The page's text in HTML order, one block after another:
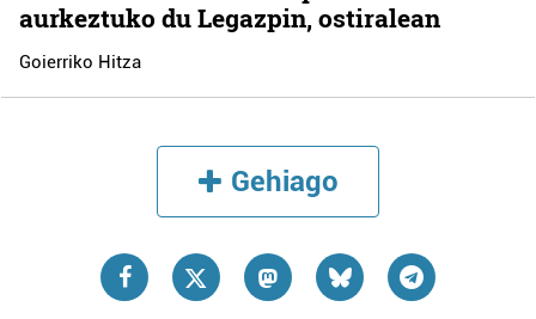
aurkeztuko du Legazpin, ostiralean
Goierriko Hitza
Gehiago